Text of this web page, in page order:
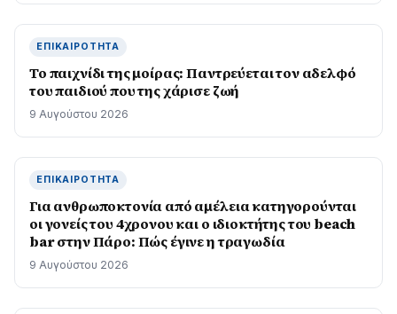
ΕΠΙΚΑΙΡΌΤΗΤΑ
Το παιχνίδι της μοίρας: Παντρεύεται τον αδελφό
του παιδιού που της χάρισε ζωή
9 Αυγούστου 2026
ΕΠΙΚΑΙΡΌΤΗΤΑ
Για ανθρωποκτονία από αμέλεια κατηγορούνται
οι γονείς του 4χρονου και ο ιδιοκτήτης του beach
bar στην Πάρο: Πώς έγινε η τραγωδία
9 Αυγούστου 2026